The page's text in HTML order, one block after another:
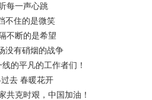
每一声心跳
不住的是微笑
不断的是希望
没有硝烟的战争
的平凡的工作者们！
去 春暖花开
共克时艰，中国加油！